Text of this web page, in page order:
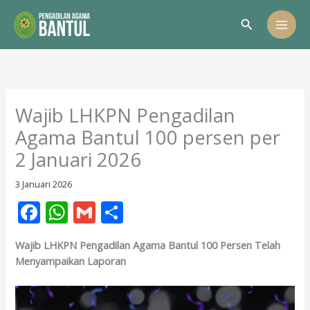
konten
Cari
Wajib LHKPN Pengadilan
Agama Bantul 100 persen per
2 Januari 2026
3 Januari 2026
F
ac
e
b
o
W
h
at
s
A
G
m
ai
l
h
ar
e
Wajib LHKPN Pengadilan Agama Bantul 100 Persen Telah
Menyampaikan Laporan